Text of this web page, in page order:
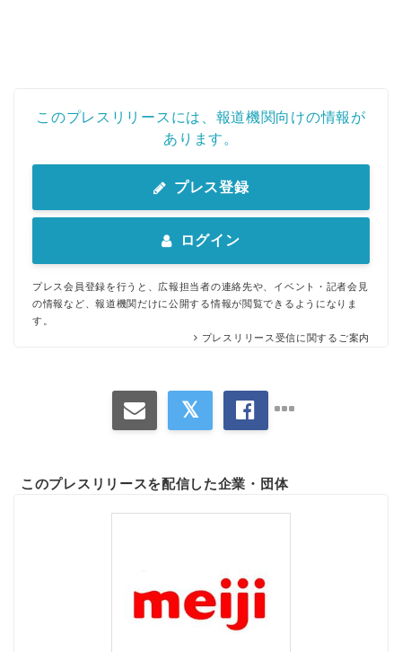
このプレスリリースには、報道機関向けの情報が
あります。
プレス登録
ログイン
プレス会員登録を行うと、広報担当者の連絡先や、イベント・記者会見
の情報など、報道機関だけに公開する情報が閲覧できるようになりま
す。
プレスリリース受信に関するご案内
このプレスリリースを配信した企業・団体